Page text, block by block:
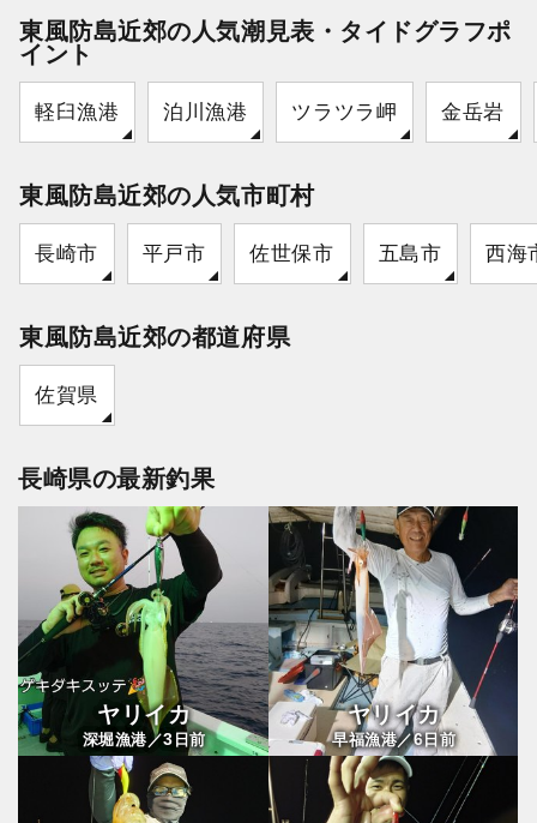
東風防島近郊の人気潮見表・タイドグラフポ
イント
軽臼漁港 泊川漁港 ツラツラ岬 金岳岩
東風防島近郊の人気市町村
長崎市 平戸市 佐世保市 五島市 西海
東風防島近郊の都道府県
佐賀県
長崎県の最新釣果
ヤリイカ
深堀漁港／3 日前
ヤリイカ
早福漁港／6日前